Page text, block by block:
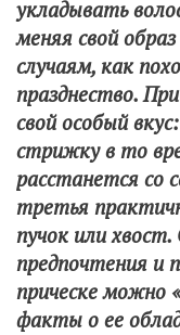
укладывать
меняя свой
случаям, как
празднество.
свой особый
стрижку в то
расстанется со
третья
пучок или
предпочтения и
прическе можно
факты о ее